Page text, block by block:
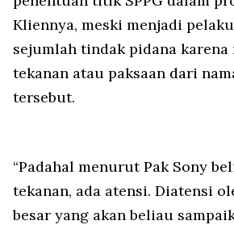
Kliennya, meski menjadi
sejumlah tindak pidana karena
tekanan atau paksaan dari
tersebut.
“Padahal menurut Pak Sony
tekanan, ada atensi. Diatensi
besar yang akan beliau